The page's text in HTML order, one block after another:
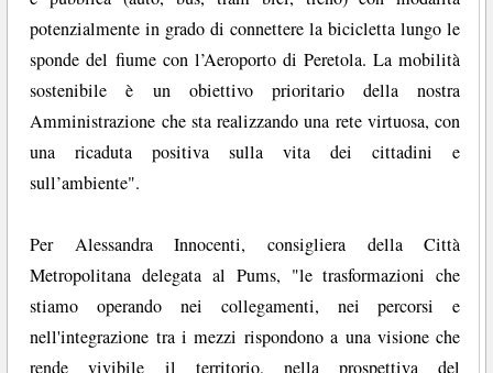
potenzialmente in grado di connettere la bicicletta lungo le
sponde del fiume con l’Aeroporto di Peretola. La mobilità
sostenibile è un obiettivo prioritario della nostra
Amministrazione che sta realizzando una rete virtuosa, con
una ricaduta positiva sulla vita dei cittadini e
sull’ambiente".
Per Alessandra Innocenti, consigliera della Città
Metropolitana delegata al Pums, "le trasformazioni che
stiamo operando nei collegamenti, nei percorsi e
nell'integrazione tra i mezzi rispondono a una visione che
rende vivibile il territorio, nella prospettiva del